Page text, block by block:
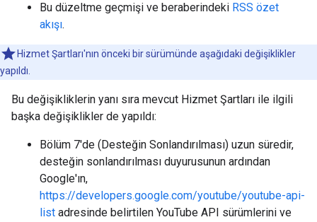
Bu düzeltme geçmişi ve beraberindeki RSS özet
akışı.
Hizmet Şartları'nın önceki bir sürümünde aşağıdaki değişiklikler
yapıldı.
Bu değişikliklerin yanı sıra mevcut Hizmet Şartları ile ilgili
başka değişiklikler de yapıldı:
Bölüm 7'de (Desteğin Sonlandırılması) uzun süredir,
desteğin sonlandırılması duyurusunun ardından
Google'ın,
https://developers.google.com/youtube/youtube-api-
list adresinde belirtilen YouTube API sürümlerini ve